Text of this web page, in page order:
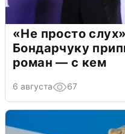
«Не просто
Бондарчуку
роман — с кем
6 августа 67